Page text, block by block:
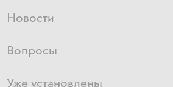
Новости
Вопросы
Уже установлены